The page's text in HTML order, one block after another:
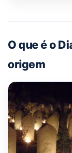
O que é o
origem